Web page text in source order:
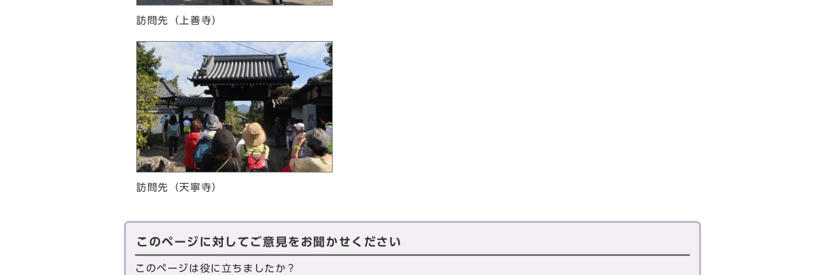
訪問先（上善寺）
訪問先（天寧寺）
このページに対してご意見をお聞かせください
このページは役に立ちましたか？